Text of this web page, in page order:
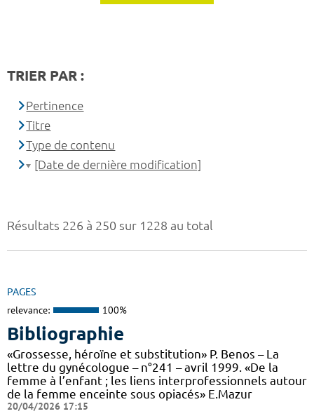
Résultats 226 à 250 sur 1228 au total
PAGES
relevance: 100%
Bibliographie
«Grossesse, héroïne et substitution» P. Benos – La
lettre du gynécologue – n°241 – avril 1999. «De la
femme à l’enfant ; les liens interprofessionnels autour
de la femme enceinte sous opiacés» E.Mazur
20/04/2026 17:15
TRIER PAR :
Pertinence
Titre
Type de contenu
[Date de dernière modification]